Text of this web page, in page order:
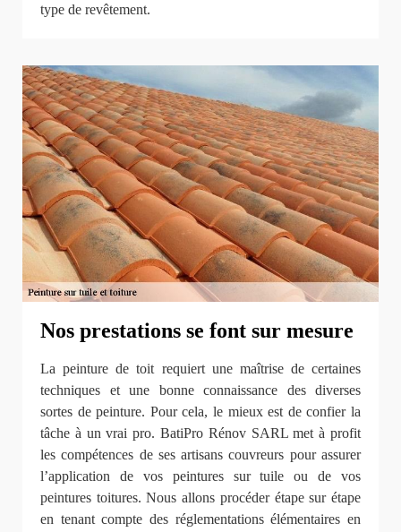
type de revêtement.
Nos prestations se font sur mesure
La peinture de toit requiert une maîtrise de certaines
techniques et une bonne connaissance des diverses
sortes de peinture. Pour cela, le mieux est de confier la
tâche à un vrai pro. BatiPro Rénov SARL met à profit
les compétences de ses artisans couvreurs pour assurer
l’application de vos peintures sur tuile ou de vos
peintures toitures. Nous allons procéder étape sur étape
en tenant compte des réglementations élémentaires en